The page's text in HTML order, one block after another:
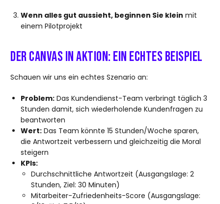
Wenn alles gut aussieht, beginnen Sie klein mit
einem Pilotprojekt
Der Canvas in Aktion: Ein echtes Beispiel
Schauen wir uns ein echtes Szenario an:
Problem: Das Kundendienst-Team verbringt täglich 3
Stunden damit, sich wiederholende Kundenfragen zu
beantworten
Wert: Das Team könnte 15 Stunden/Woche sparen,
die Antwortzeit verbessern und gleichzeitig die Moral
steigern
KPIs:
Durchschnittliche Antwortzeit (Ausgangslage: 2
Stunden, Ziel: 30 Minuten)
Mitarbeiter-Zufriedenheits-Score (Ausgangslage: